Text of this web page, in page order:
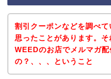
割引クーポンなどを調べて
思ったことがあります。そ
WEEDのお店でメルマガ
の？、、、ということ